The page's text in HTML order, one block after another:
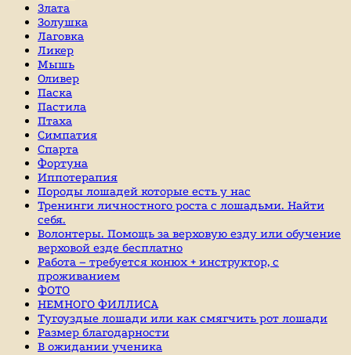
Злата
Золушка
Лаговка
Ликер
Мышь
Оливер
Паска
Пастила
Птаха
Симпатия
Спарта
Фортуна
Иппотерапия
Породы лошадей которые есть у нас
Тренинги личностного роста с лошадьми. Найти
себя.
Волонтеры. Помощь за верховую езду или обучение
верховой езде бесплатно
Работа – требуется конюх + инструктор, с
проживанием
ФОТО
НЕМНОГО ФИЛЛИСА
Тугоуздые лошади или как смягчить рот лошади
Размер благодарности
В ожидании ученика